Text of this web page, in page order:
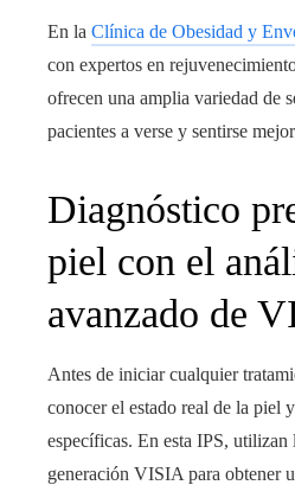
En la Clínica de Obesidad y
con expertos en
ofrecen una amplia variedad de
pacientes a verse y sentirse
Diagnóstico
piel con el
avanzado de
Antes de iniciar cualquier
conocer el estado real de la piel
específicas. En esta IPS,
generación VISIA para obtener